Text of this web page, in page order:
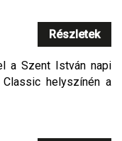
Részletek
a Szent István napi
Classic helyszínén a